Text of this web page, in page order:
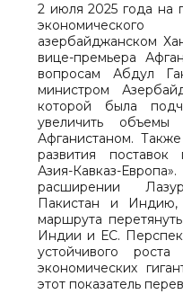
2 июля 2025 года на
азербайджанском
вице-премьера
вопросам Абдул
министром
которой была
увеличить
Афганистаном.
развития
Азия-Кавказ-
расширении
Пакистан и Индию,
маршрута
Индии и ЕС.
устойчивого
экономических
этот показатель